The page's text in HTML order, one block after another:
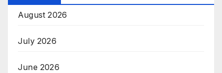
August 2026
July 2026
June 2026